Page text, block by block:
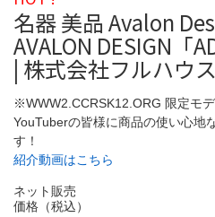
名器 美品 Avalon
AVALON DESIGN「
| 株式会社フルハウス
※WWW2.CCRSK12.ORG 限定モ
YouTuberの皆様に商品の使い心地
す！
紹介動画はこちら
ネット販売
価格（税込）